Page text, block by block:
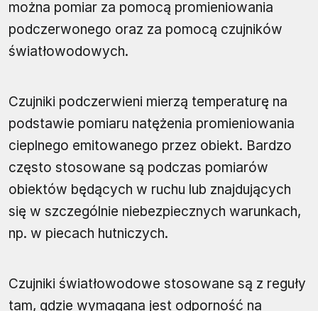
można pomiar za pomocą promieniowania
podczerwonego oraz za pomocą czujników
światłowodowych.
Czujniki podczerwieni mierzą temperaturę na
podstawie pomiaru natężenia promieniowania
cieplnego emitowanego przez obiekt. Bardzo
często stosowane są podczas pomiarów
obiektów będących w ruchu lub znajdujących
się w szczególnie niebezpiecznych warunkach,
np. w piecach hutniczych.
Czujniki światłowodowe stosowane są z reguły
tam, gdzie wymagana jest odporność na